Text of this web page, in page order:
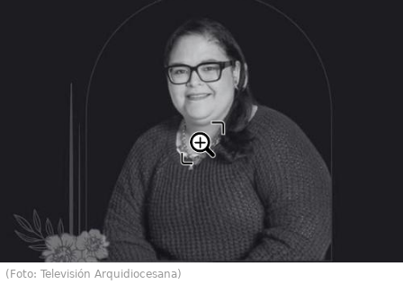
(Foto: Televisión Arquidiocesana)